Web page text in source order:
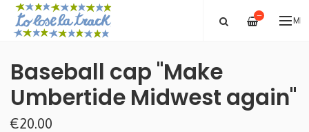
—
Baseball cap "Make
Umbertide Midwest again"
€20.00